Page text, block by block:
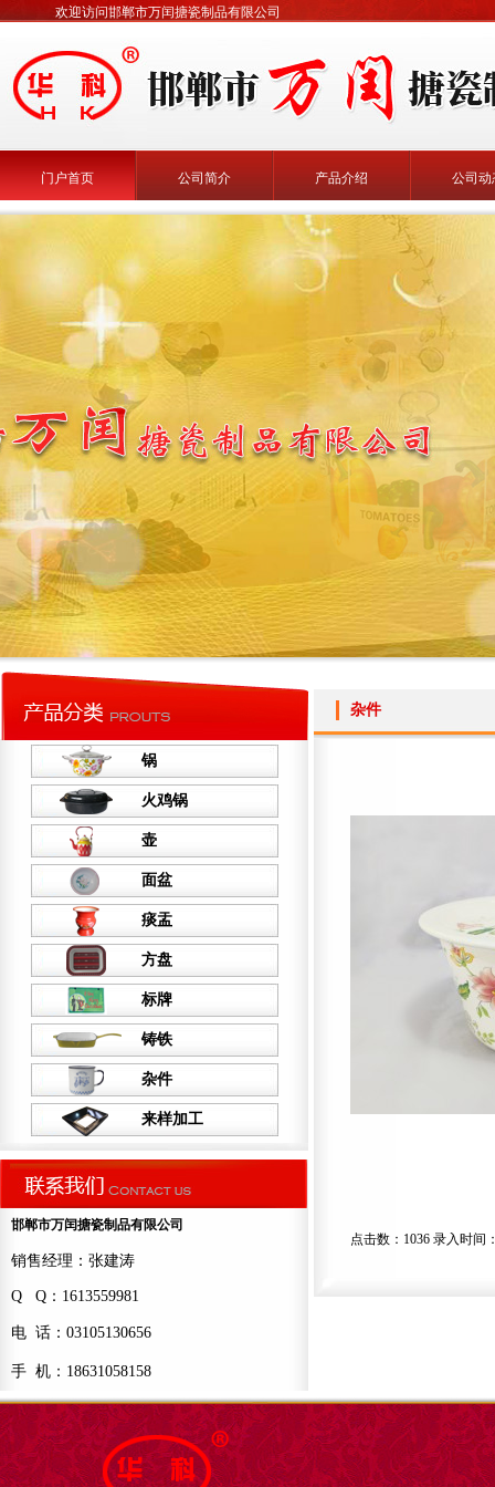
欢迎访问邯郸市万闰搪瓷制品有限公司
门户首页 公司简介 产品介绍 公司动
锅
火鸡锅
壶
面盆
痰盂
方盘
标牌
铸铁
杂件
来样加工
邯郸市万闰搪瓷制品有限公司
销售经理：张建涛
Q Q：1613559981
电 话：03105130656
手 机：18631058158
杂件
点击数：1036 录入时间